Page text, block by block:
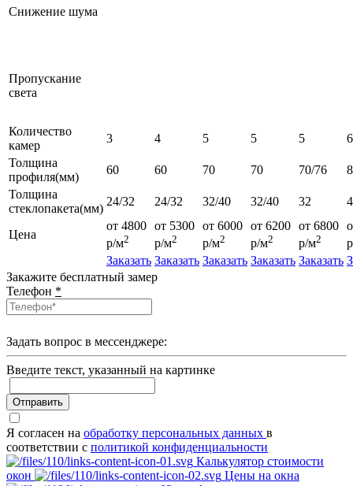
Снижение шума
Пропускание
света
Количество
камер
3 4 5 5 5
6
Толщина
профиля(мм)
60 60 70 70 70/76
Толщина
стеклопакета(мм)
24/32 24/32 32/40 32/40 32
Цена
от 4800
р/м2
от 5300
р/м2
от 6000
р/м2
от 6200
р/м2
от 6800
р/м2
Заказать Заказать Заказать Заказать Заказать
Закажите бесплатный замер
Телефон *
Задать вопрос в мессенджере:
Введите текcт, указанный на картинке
Отправить
Я согласен на обработку персональных данных в
соответствии с политикой конфиденциальности
Калькулятор стоимости
окон
Цены на окна